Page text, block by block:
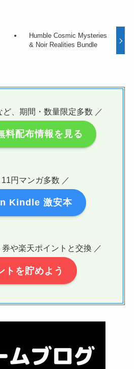
Humble Cosmic Mysteries
& Noir Realities Bundle
ど、期間・数量限定多数 ／
料配布情報を見る
円マンガ多数 ／
Kindle 激安本
や楽天ポイントと交換 ／
トを貯めよう